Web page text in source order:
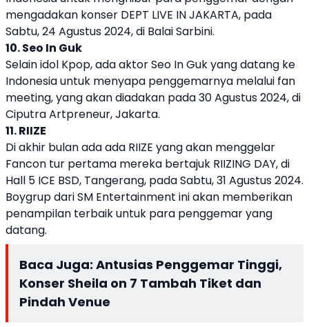
mengadakan konser DEPT LIVE IN JAKARTA, pada
Sabtu, 24 Agustus 2024, di Balai Sarbini.
10. Seo In Guk
Selain idol Kpop, ada aktor Seo In Guk yang datang ke
Indonesia untuk menyapa penggemarnya melalui fan
meeting, yang akan diadakan pada 30 Agustus 2024, di
Ciputra Artpreneur, Jakarta.
11. RIIZE
Di akhir bulan ada ada RIIZE yang akan menggelar
Fancon tur pertama mereka bertajuk RIIZING DAY, di
Hall 5 ICE BSD, Tangerang, pada Sabtu, 31 Agustus 2024.
Boygrup dari SM Entertainment ini akan memberikan
penampilan terbaik untuk para penggemar yang
datang.
Baca Juga: Antusias Penggemar Tinggi,
Konser Sheila on 7 Tambah Tiket dan
Pindah Venue